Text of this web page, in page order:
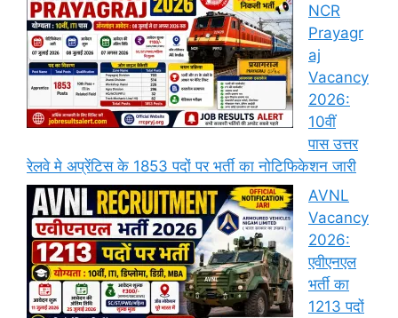
NCR
Prayagr
aj
Vacancy
2026:
10वीं
पास उत्तर
रेलवे मे अप्रेंटिस के 1853 पदों पर भर्ती का नोटिफिकेशन जारी
AVNL
Vacancy
2026:
एवीएनएल
भर्ती का
1213 पदों